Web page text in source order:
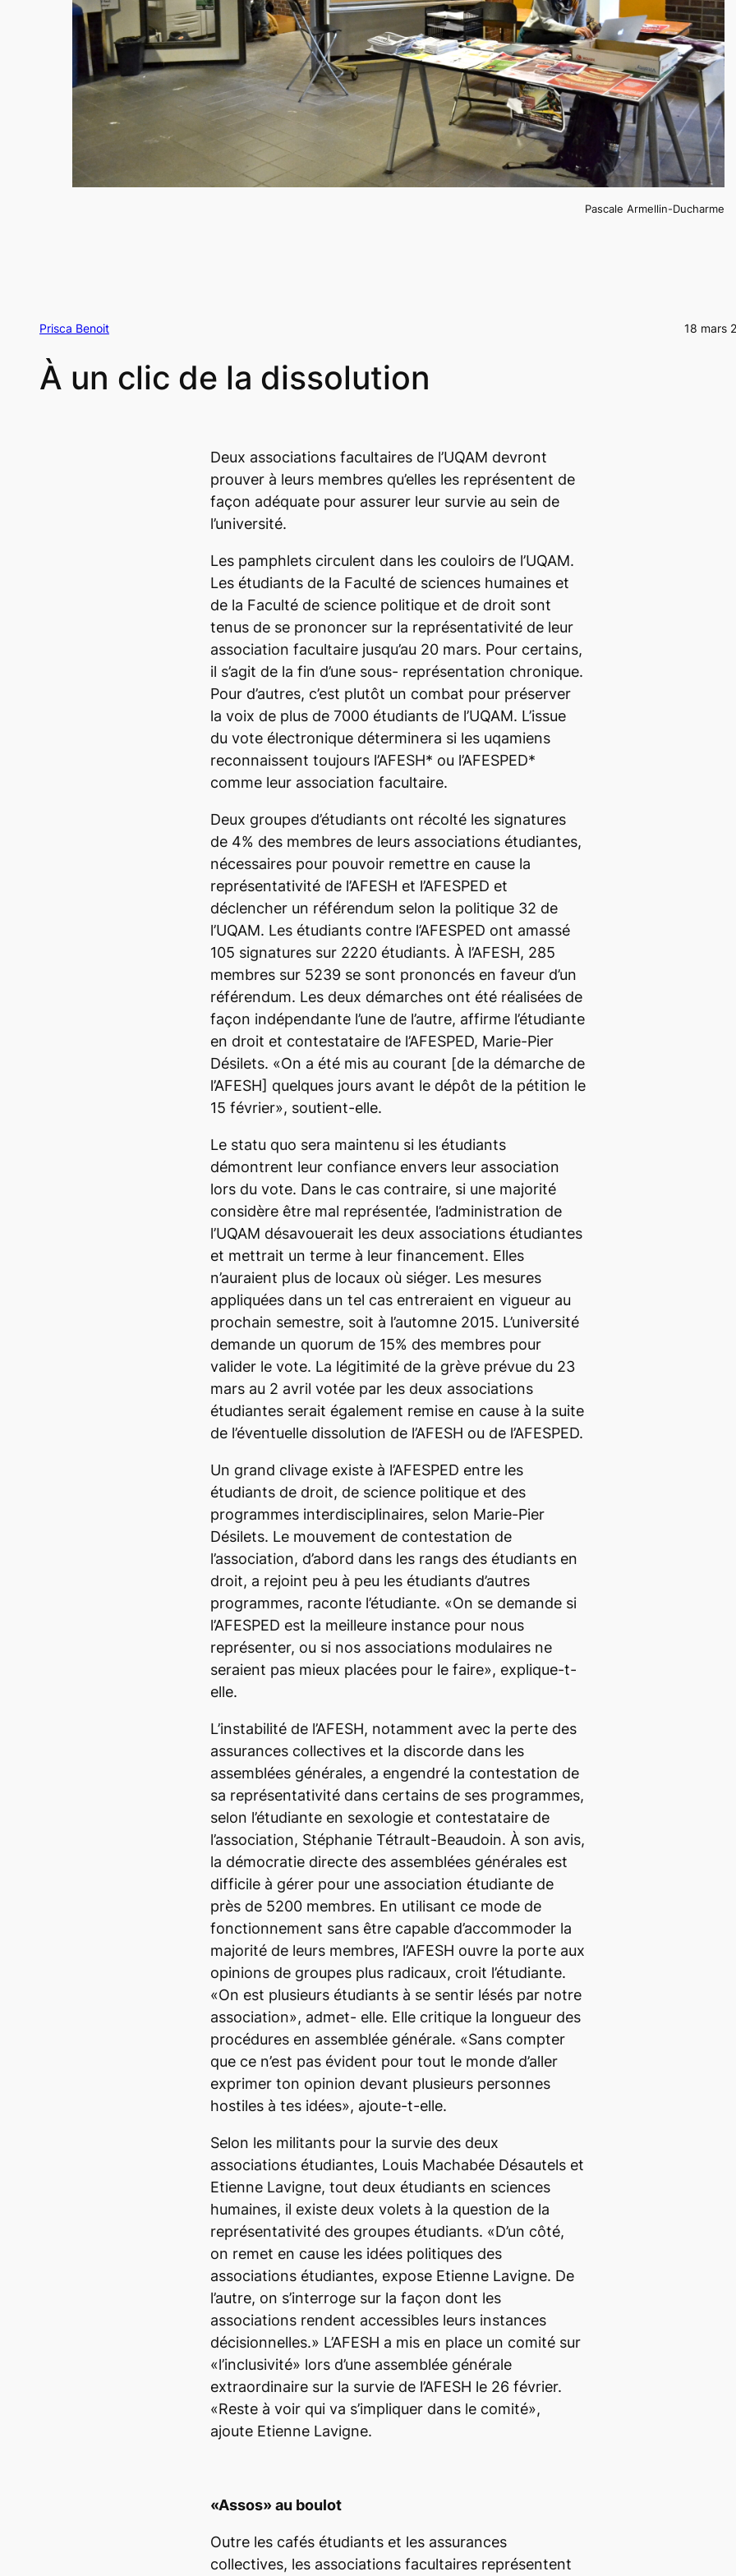
Pascale Armellin-Ducharme
Prisca Benoit 18 mars
À un clic de la dissolution
Deux associations facultaires de l’UQAM devront
prouver à leurs membres qu’elles les représentent de
façon adéquate pour assurer leur survie au sein de
l’université.
Les pamphlets circulent dans les couloirs de l’UQAM.
Les étudiants de la Faculté de sciences humaines et
de la Faculté de science politique et de droit sont
tenus de se prononcer sur la représentativité de leur
association facultaire jusqu’au 20 mars. Pour certains,
il s’agit de la fin d’une sous- représentation chronique.
Pour d’autres, c’est plutôt un combat pour préserver
la voix de plus de 7000 étudiants de l’UQAM. L’issue
du vote électronique déterminera si les uqamiens
reconnaissent toujours l’AFESH* ou l’AFESPED*
comme leur association facultaire.
Deux groupes d’étudiants ont récolté les signatures
de 4% des membres de leurs associations étudiantes,
nécessaires pour pouvoir remettre en cause la
représentativité de l’AFESH et l’AFESPED et
déclencher un référendum selon la politique 32 de
l’UQAM. Les étudiants contre l’AFESPED ont amassé
105 signatures sur 2220 étudiants. À l’AFESH, 285
membres sur 5239 se sont prononcés en faveur d’un
référendum. Les deux démarches ont été réalisées de
façon indépendante l’une de l’autre, affirme l’étudiante
en droit et contestataire de l’AFESPED, Marie-Pier
Désilets. «On a été mis au courant [de la démarche de
l’AFESH] quelques jours avant le dépôt de la pétition le
15 février», soutient-elle.
Le statu quo sera maintenu si les étudiants
démontrent leur confiance envers leur association
lors du vote. Dans le cas contraire, si une majorité
considère être mal représentée, l’administration de
l’UQAM désavouerait les deux associations étudiantes
et mettrait un terme à leur financement. Elles
n’auraient plus de locaux où siéger. Les mesures
appliquées dans un tel cas entreraient en vigueur au
prochain semestre, soit à l’automne 2015. L’université
demande un quorum de 15% des membres pour
valider le vote. La légitimité de la grève prévue du 23
mars au 2 avril votée par les deux associations
étudiantes serait également remise en cause à la suite
de l’éventuelle dissolution de l’AFESH ou de l’AFESPED.
Un grand clivage existe à l’AFESPED entre les
étudiants de droit, de science politique et des
programmes interdisciplinaires, selon Marie-Pier
Désilets. Le mouvement de contestation de
l’association, d’abord dans les rangs des étudiants en
droit, a rejoint peu à peu les étudiants d’autres
programmes, raconte l’étudiante. «On se demande si
l’AFESPED est la meilleure instance pour nous
représenter, ou si nos associations modulaires ne
seraient pas mieux placées pour le faire», explique-t-
elle.
L’instabilité de l’AFESH, notamment avec la perte des
assurances collectives et la discorde dans les
assemblées générales, a engendré la contestation de
sa représentativité dans certains de ses programmes,
selon l’étudiante en sexologie et contestataire de
l’association, Stéphanie Tétrault-Beaudoin. À son avis,
la démocratie directe des assemblées générales est
difficile à gérer pour une association étudiante de
près de 5200 membres. En utilisant ce mode de
fonctionnement sans être capable d’accommoder la
majorité de leurs membres, l’AFESH ouvre la porte aux
opinions de groupes plus radicaux, croit l’étudiante.
«On est plusieurs étudiants à se sentir lésés par notre
association», admet- elle. Elle critique la longueur des
procédures en assemblée générale. «Sans compter
que ce n’est pas évident pour tout le monde d’aller
exprimer ton opinion devant plusieurs personnes
hostiles à tes idées», ajoute-t-elle.
Selon les militants pour la survie des deux
associations étudiantes, Louis Machabée Désautels et
Etienne Lavigne, tout deux étudiants en sciences
humaines, il existe deux volets à la question de la
représentativité des groupes étudiants. «D’un côté,
on remet en cause les idées politiques des
associations étudiantes, expose Etienne Lavigne. De
l’autre, on s’interroge sur la façon dont les
associations rendent accessibles leurs instances
décisionnelles.» L’AFESH a mis en place un comité sur
«l’inclusivité» lors d’une assemblée générale
extraordinaire sur la survie de l’AFESH le 26 février.
«Reste à voir qui va s’impliquer dans le comité»,
ajoute Etienne Lavigne.
«Assos» au boulot
Outre les cafés étudiants et les assurances
collectives, les associations facultaires représentent